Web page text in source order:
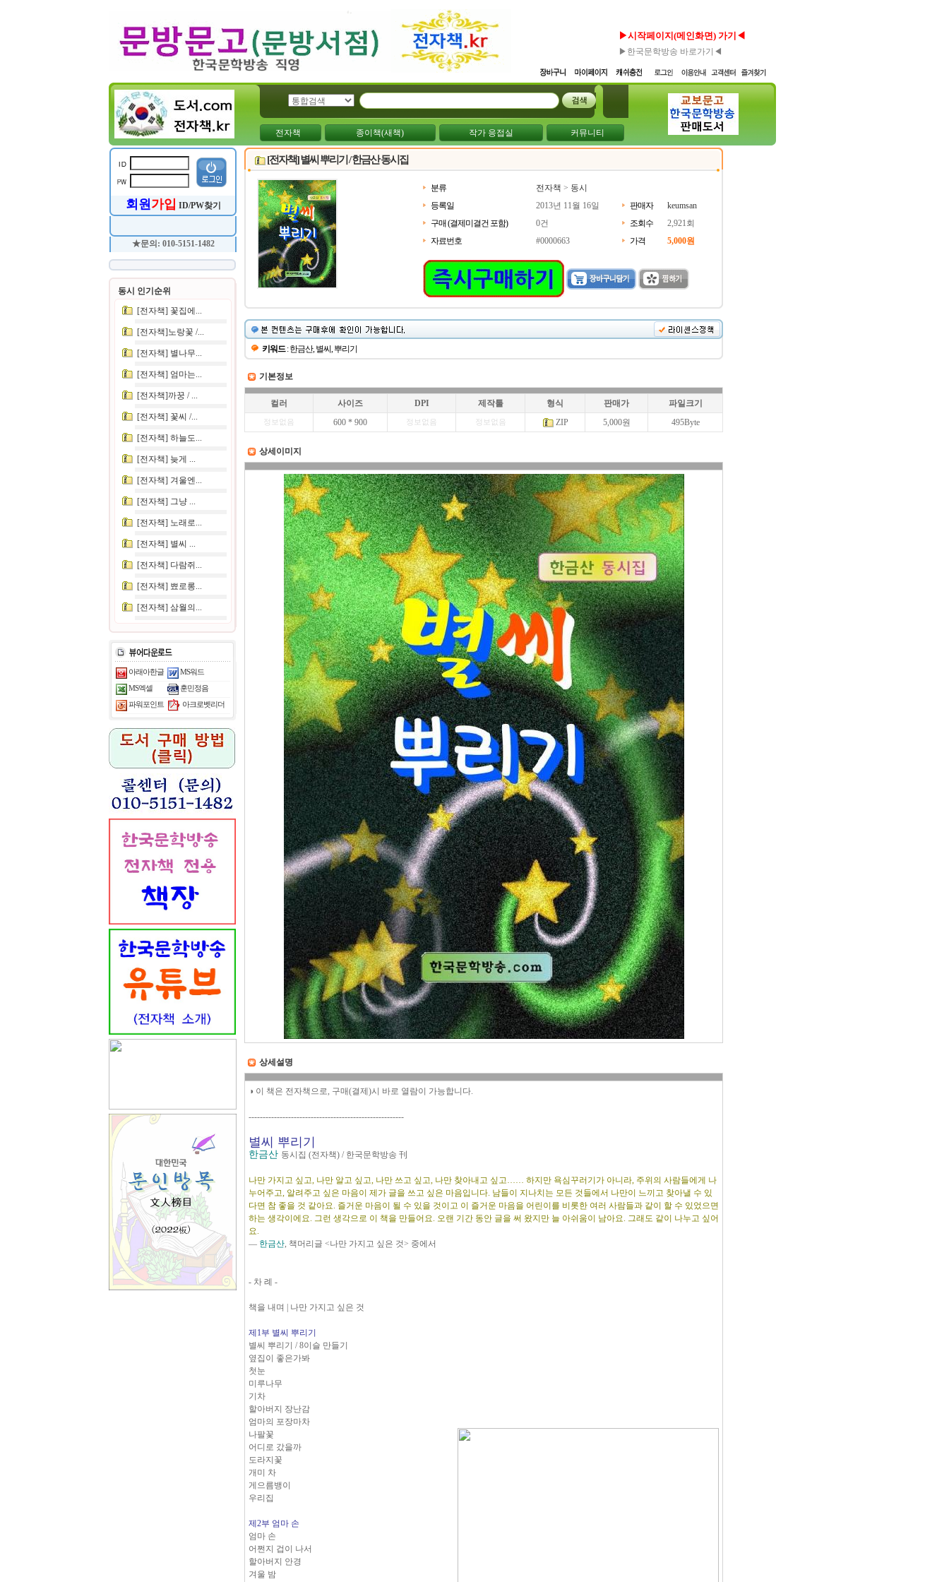
▶시작페이지(메인화면) 가기◀
▶한국문학방송 바로가기◀
전자책 종이책(새책) 작가 응접실 커뮤니티
회원가입 ID/PW찾기
★문의: 010-5151-1482
동시 인기순위
[전자책] 꽃집에...
[전자책]노랑꽃 /...
[전자책] 별나무...
[전자책] 엄마는...
[전자책]까꿍 / ...
[전자책] 꽃씨 /...
[전자책] 하늘도...
[전자책] 늦게 ...
[전자책] 겨울엔...
[전자책] 그냥 ...
[전자책] 노래로...
[전자책] 별씨 ...
[전자책] 다람쥐...
[전자책] 뾰로롱...
[전자책] 삼월의...
아래아한글 MS워드
MS엑셀 훈민정음
파워포인트 아크로벳리더
[전자책] 별씨 뿌리기 / 한금산 동시집
분류 전자책 > 동시
등록일
2013년 11월 16일 판매자
keumsan
구매 (결제미결건 포함)
0건 조회수
2,921회
자료번호
#0000663 가격 5,000원
키워드: 한금산, 별씨, 뿌리기
기본정보
컬러 사이즈 DPI 제작툴 형식 판매가 파일크기
정보없음 600 * 900 정보없음 정보없음 ZIP 5,000원 495Byte
상세이미지
상세설명
◑ 이 책은 전자책으로, 구매(결제)시 바로 열람이 가능합니다.
-------------------------------------------------------
별씨 뿌리기
한금산 동시집 (전자책) / 한국문학방송 刊
나만 가지고 싶고, 나만 알고 싶고, 나만 쓰고 싶고, 나만 찾아내고 싶고…… 하지만 욕심꾸러기가 아니라, 주위의 사람들에게 나
누어주고, 알려주고 싶은 마음이 제가 글을 쓰고 싶은 마음입니다. 남들이 지나치는 모든 것들에서 나만이 느끼고 찾아낼 수 있
다면 참 좋을 것 같아요. 즐거운 마음이 될 수 있을 것이고 이 즐거운 마음을 어린이를 비롯한 여러 사람들과 같이 할 수 있었으면
하는 생각이에요. 그런 생각으로 이 책을 만들어요. 오랜 기간 동안 글을 써 왔지만 늘 아쉬움이 남아요. 그래도 같이 나누고 싶어
요.
― 한금산, 책머리글 <나만 가지고 싶은 것> 중에서
- 차 례 -
책을 내며 | 나만 가지고 싶은 것
제1부 별씨 뿌리기
별씨 뿌리기 / 8이슬 만들기
옆집이 좋은가봐
첫눈
미루나무
기차
할아버지 장난감
엄마의 포장마차
나팔꽃
어디로 갔을까
도라지꽃
개미 차
게으름뱅이
우리집
제2부 엄마 손
엄마 손
어쩐지 겁이 나서
할아버지 안경
겨울 밤